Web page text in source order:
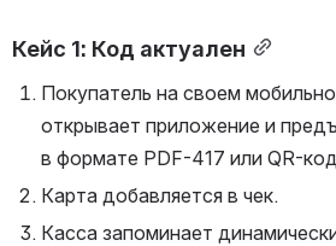
Кейс 1: Код актуален
Покупатель на своем
открывает приложение и
в формате PDF-417 или QR-
Карта добавляется в чек.
Касса запоминает